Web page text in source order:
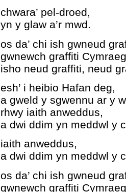
chwara’ pel-droed,
yn y glaw a’r mwd.
os da’ chi ish gwneud
gwnewch graffiti Cymraeg
isho neud graffiti, neud
esh’ i heibio Hafan deg,
a gweld y sgwennu ar y
rhwy iaith anweddus,
a dwi ddim yn meddwl y
iaith anweddus,
a dwi ddim yn meddwl y
os da’ chi ish gwneud
gwnewch graffiti Cymraeg